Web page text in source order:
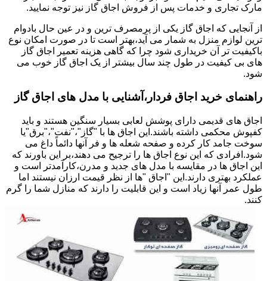
مارک تجاری و خدمات پس از فروش اجاق گاز نیز توجه نمایید.
از آنجایی که اجاق گاز یکی از پرمصرف ترین و در عین حال بادوام
ترین لوازم منزل به شمار می آید،بهتر است تا در صورت امکان نوع
باکیفیت تر آن خریداری شود چرا که گاهی هزینه تعمیر اجاق گاز
های بی کیفیت در طول چند سال بیشتر از یک اجاق گاز خوب می
شود.
راهنمای خرید اجاق فردار،آشنایی با مدل های اجاق گاز
اجاق های قدیمی دارای پوشش لعابی بسیار سنگین هستند و باید
کفپوش محکمی داشته باشند.این اجاق ها با "گاز"،"نفت"،"برق"یا
سوخت جامد کار کرده و صفحه شعله ها و فر آنها دائماً داغ می
شود.افرادی که این نوع اجاق ها را ترجیح می دهند،بر این باورند که
این اجاق ها در مقایسه با مدل های جدید و مدرن،کارآمدتر است و
عملکرد بهتری دارند.این "اجاق "ها از نظر قیمت ارزان نیستند اما
طول عمر آنها زیاد است و این قابلیت را دارند که منازل شما را گرم
کنند.